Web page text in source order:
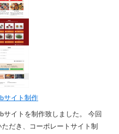
サイト制作
サイトを制作致しました。 今回
だき、コーポレートサイト制